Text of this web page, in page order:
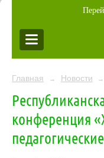
Главная → Новости →
конференция